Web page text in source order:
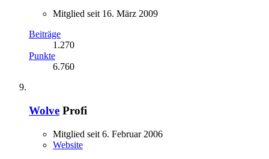
Mitglied seit 16. März 2009
Beiträge
1.270
Punkte
6.760
Wolve Profi
Mitglied seit 6. Februar 2006
Website